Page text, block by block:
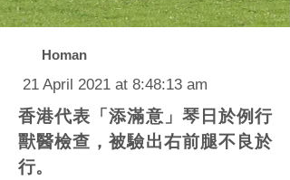
Homan
21 April 2021 at 8:48:13 am
香港代表「添滿意」琴日於例行
獸醫檢查，被驗出右前腿不良於
行。